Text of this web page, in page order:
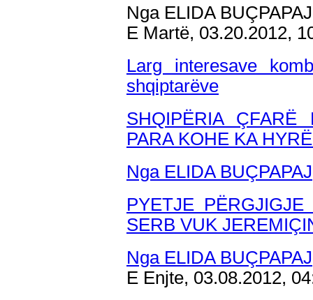
Nga ELIDA BUÇPAPAJ
E Martë, 03.20.2012,
Larg interesave
shqiptarëve
SHQIPËRIA
PARA KOHE KA
Nga ELIDA BUÇPAPAJ
PYETJE
SERB VUK
Nga ELIDA BUÇPAPAJ
E Enjte, 03.08.2012,